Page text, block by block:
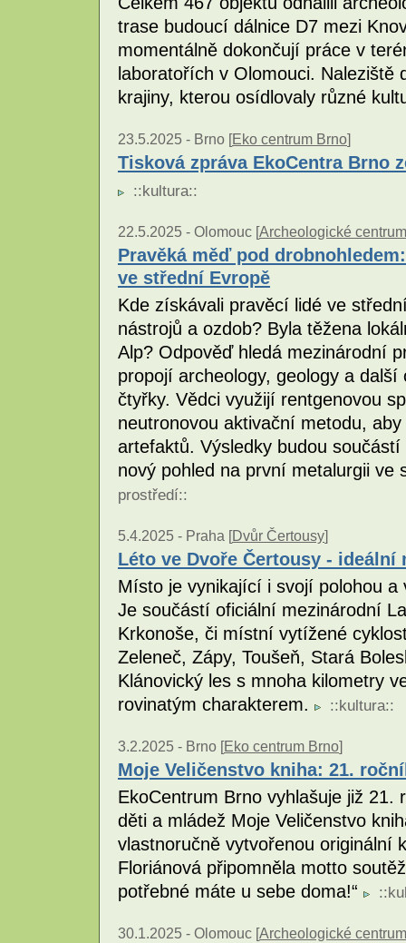
trase budoucí dálnice D7 mezi
momentálně dokončují práce v
laboratořích v Olomouci. Naleziště
krajiny, kterou osídlovaly různé
23.5.2025 - Brno [Eko centrum Brno]
Tisková zpráva EkoCentra Brno
::kultura::
22.5.2025 - Olomouc [Archeologické
Pravěká měď pod
ve střední Evropě
Kde získávali pravěcí lidé ve
nástrojů a ozdob? Byla těžena
Alp? Odpověď hledá mezinárodní
propojí archeology, geology a
čtyřky. Vědci využijí rentgenovou
neutronovou aktivační metodu,
artefaktů. Výsledky budou
nový pohled na první metalurgii ve
prostředí::
5.4.2025 - Praha [Dvůr Čertousy]
Léto ve Dvoře Čertousy -
Místo je vynikající i svojí polohou
Je součástí oficiální mezinárodní
Krkonoše, či místní vytížené
Zeleneč, Zápy, Toušeň, Stará
Klánovický les s mnoha kilometry
rovinatým charakterem.
::kultura::
3.2.2025 - Brno [Eko centrum Brno]
Moje Veličenstvo kniha: 21.
EkoCentrum Brno vyhlašuje již
děti a mládež Moje Veličenstvo
vlastnoručně vytvořenou originální
Floriánová připomněla motto
potřebné máte u sebe doma!“
::
30.1.2025 - Olomouc [Archeologické